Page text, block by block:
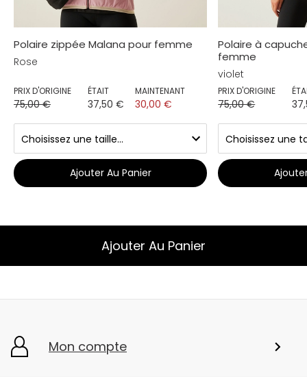
Polaire zippée Malana pour femme
Rose
PRIX D'ORIGINE
75,00 €
ÉTAIT
37,50 €
MAINTENANT
30,00 €
Ajouter Au Panier
Polaire à
femme
violet
PRIX D'ORIGINE
75,00 €
Ajouter Au Panier
Mon compte